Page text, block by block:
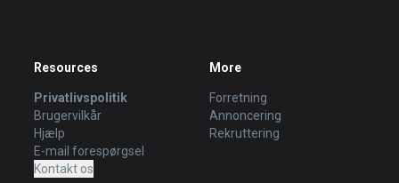
Resources
Privatlivspolitik
Brugervilkår
Hjælp
E-mail forespørgsel
Kontakt os
More
Forretning
Annoncering
Rekruttering